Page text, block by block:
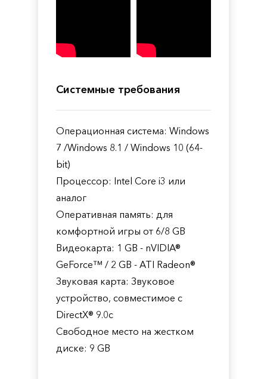
Системные требования
Операционная система: Windows
7 /Windows 8.1 / Windows 10 (64-
bit)
Процессор: Intel Core i3 или
аналог
Оперативная память: для
комфортной игры от 6/8 GB
Видеокарта: 1 GB - nVIDIA®
GeForce™ / 2 GB - ATI Radeon®
Звуковая карта: Звуковое
устройство, совместимое с
DirectX® 9.0с
Свободное место на жестком
диске: 9 GB